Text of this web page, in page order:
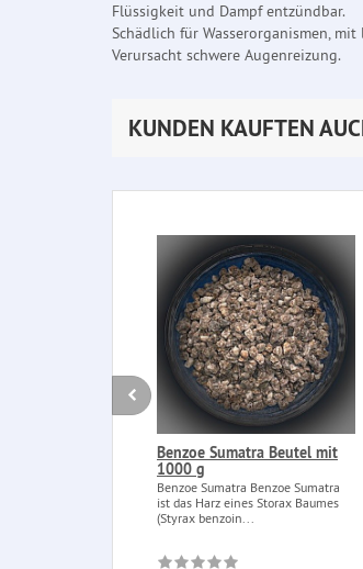
Flüssigkeit und Dampf entzündbar.
Schädlich für Wasserorganismen,
Verursacht schwere Augenreizung.
KUNDEN KAUFTEN
Benzoe Sumatra Beutel mit
1000 g
Benzoe Sumatra Benzoe Sumatra
ist das Harz eines Storax Baumes
(Styrax benzoin...